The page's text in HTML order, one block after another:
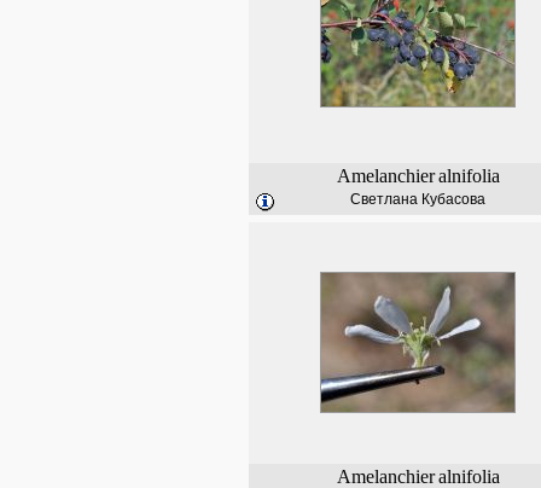
Amelanchier alnifolia
Светлана Кубасова
Amelanchier alnifolia